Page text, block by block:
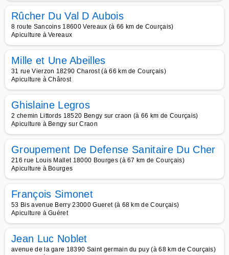
Rûcher Du Val D Aubois
8 route Sancoins 18600 Vereaux (à 66 km de Courçais)
Apiculture à Vereaux
Mille et Une Abeilles
31 rue Vierzon 18290 Charost (à 66 km de Courçais)
Apiculture à Chârost
Ghislaine Legros
2 chemin Littords 18520 Bengy sur craon (à 66 km de Courçais)
Apiculture à Bengy sur Craon
Groupement De Defense Sanitaire Du Cher
216 rue Louis Mallet 18000 Bourges (à 67 km de Courçais)
Apiculture à Bourges
François Simonet
53 Bis avenue Berry 23000 Gueret (à 68 km de Courçais)
Apiculture à Guéret
Jean Luc Noblet
avenue de la gare 18390 Saint germain du puy (à 68 km de Courçais)